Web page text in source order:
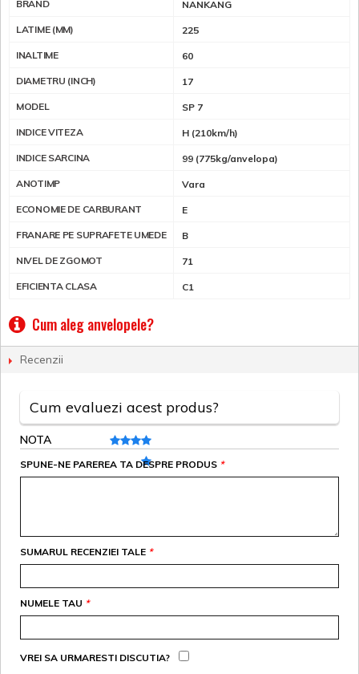
BRAND NANKANG
LATIME (MM) 225
INALTIME 60
DIAMETRU (INCH) 17
MODEL SP 7
INDICE VITEZA H (210km/h)
INDICE SARCINA 99 (775kg/anvelopa)
ANOTIMP Vara
ECONOMIE DE CARBURANT E
FRANARE PE SUPRAFETE UMEDE B
NIVEL DE ZGOMOT 71
EFICIENTA CLASA C1
Cum aleg anvelopele?
Recenzii
Cum evaluezi acest produs?
NOTA
*
SPUNE-NE PAREREA TA DESPRE PRODUS
*
SUMARUL RECENZIEI TALE
*
NUMELE TAU
VREI SA URMARESTI DISCUTIA?